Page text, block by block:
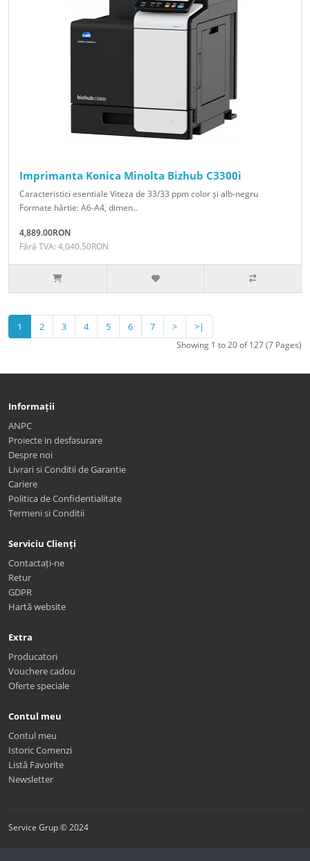
Imprimanta Konica Minolta Bizhub C3300i
Caracteristici esentiale Viteza de 33/33 ppm color şi alb-negru
Formate hârtie: A6-A4, dimen..
4,889.00RON
Fără TVA: 4,040.50RON
1 2 3 4 5 6 7 > >|
Showing 1 to 20 of 127 (7 Pages)
Informații
ANPC
Proiecte in desfasurare
Despre noi
Livrari si Conditii de Garantie
Cariere
Politica de Confidentialitate
Termeni si Conditii
Serviciu Clienți
Contactați-ne
Retur
GDPR
Hartă website
Extra
Producatori
Vouchere cadou
Oferte speciale
Contul meu
Contul meu
Istoric Comenzi
Listă Favorite
Newsletter
Service Grup © 2024